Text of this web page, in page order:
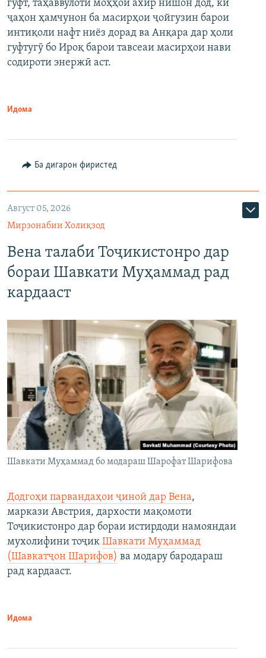
гуфт, таҳаввулоти моҳҳои ахир нишон дод, ки
ҷаҳон ҳамчунон ба масирҳои ҷойгузин барои
интиқоли нафт ниёз дорад ва Анқара дар ҳоли
гуфтугӯ бо Ироқ барои тавсеаи масирҳои нави
содироти энержӣ аст.
Идома
Ба дигарон фиристед
Август 05, 2026
Мирзонабии Холиқзод
Вена талаби Тоҷикистонро дар
бораи Шавкати Муҳаммад рад
кардааст
Шавкати Муҳаммад бо модараш Шарофат Шарифова
Додгоҳи парвандаҳои ҷиноӣ дар Вена,
маркази Австрия, дархости мақомоти
Тоҷикистонро дар бораи истирдоди намояндаи
мухолифини тоҷик Шавкати Муҳаммад
(Шавкатҷон Шарифов) ва модару бародараш
рад кардааст.
Идома